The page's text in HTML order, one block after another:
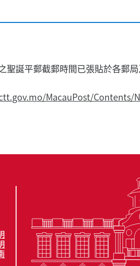
聖誕平郵截郵時間已張貼於各郵
MacauPost/Contents/